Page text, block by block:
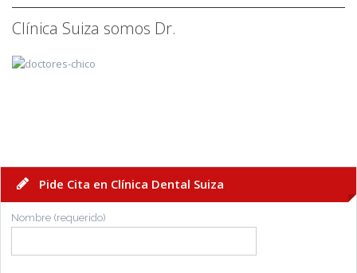
Clínica Suiza somos Dr.
Pide Cita en Clínica Dental Suiza
Nombre (requerido)